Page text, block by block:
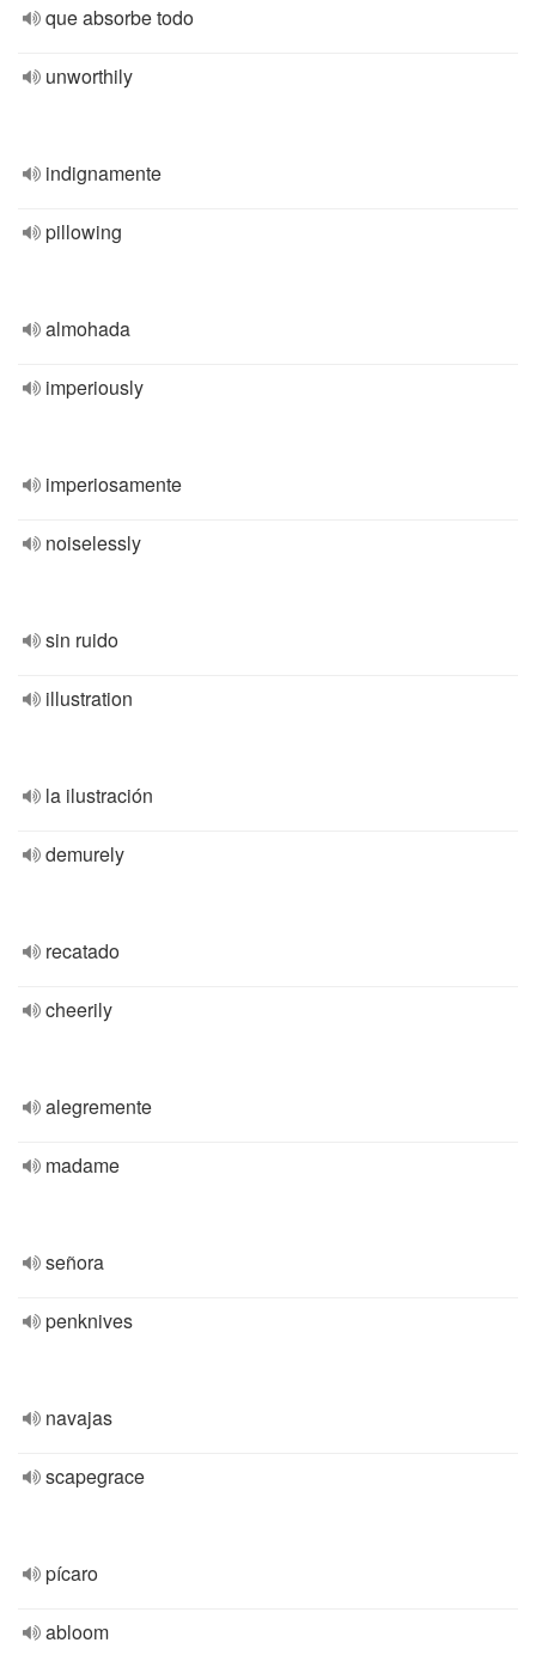
que absorbe todo
unworthily
indignamente
pillowing
almohada
imperiously
imperiosamente
noiselessly
sin ruido
illustration
la ilustración
demurely
recatado
cheerily
alegremente
madame
señora
penknives
navajas
scapegrace
pícaro
abloom